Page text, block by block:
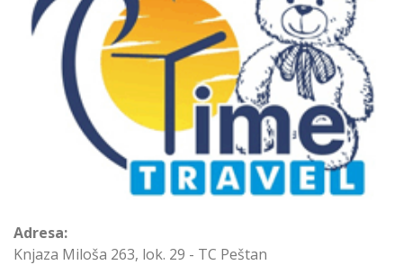
Adresa:
Knjaza Miloša 263, lok. 29 - TC Peštan